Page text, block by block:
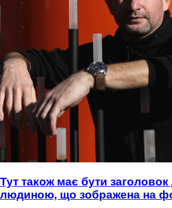
Тут також має бути
людиною, що зображена на